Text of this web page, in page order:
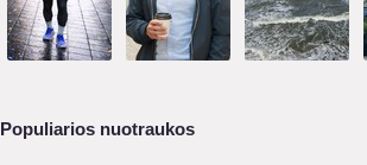
Populiarios nuotraukos